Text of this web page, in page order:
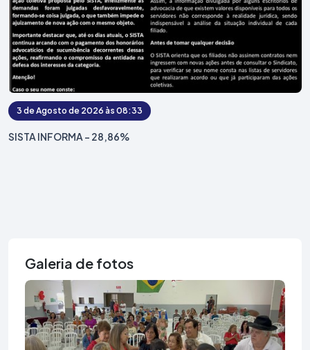
3 de Agosto de 2026 às 08:33
SISTA INFORMA - 28,86%
Galeria de fotos